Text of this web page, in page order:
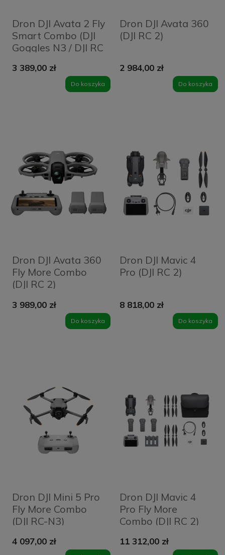
Dron DJI Avata 2 Fly
Smart Combo (DJI
Goggles N3 / DJI RC
akumulatory)
3 389,00 zł
Do koszyka
Dron DJI Avata 360
(DJI RC 2)
2 984,00 zł
Do koszyka
Dron DJI Avata 360
Fly More Combo
(DJI RC 2)
3 989,00 zł
Do koszyka
Dron DJI Mavic 4
Pro (DJI RC 2)
8 818,00 zł
Do koszyka
Dron DJI Mini 5 Pro
Fly More Combo
(DJI RC-N3)
4 097,00 zł
Dron DJI Mavic 4
Pro Fly More
Combo (DJI RC 2)
11 312,00 zł